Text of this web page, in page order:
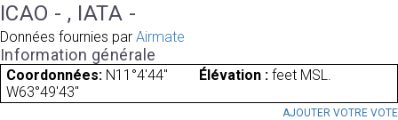
ICAO - , IATA -
Données fournies par Airmate
Information générale
Coordonnées: N11°4'44"
W63°49'43"
Élévation : feet MSL.
AJOUTER VOTRE VOTE